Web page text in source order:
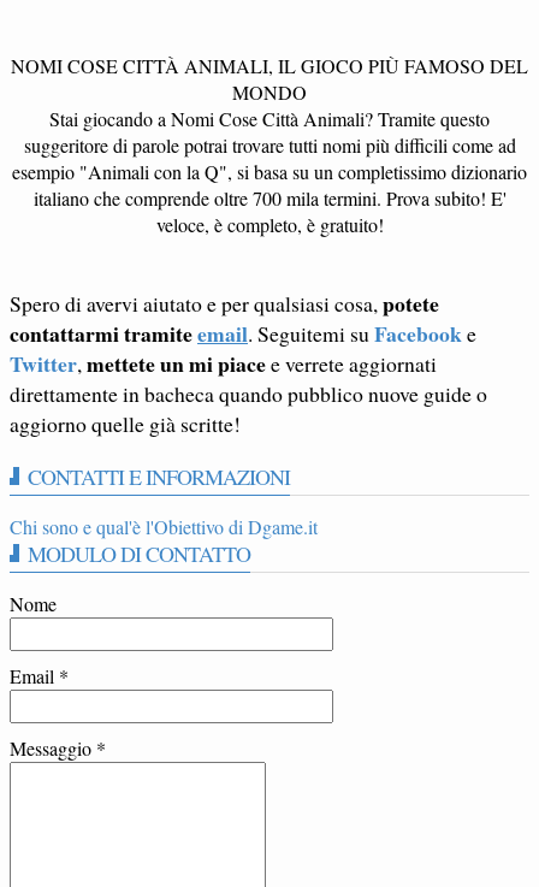
NOMI COSE CITTÀ ANIMALI, IL GIOCO PIÙ FAMOSO DEL
MONDO
Stai giocando a Nomi Cose Città Animali? Tramite questo
suggeritore di parole potrai trovare tutti nomi più difficili come ad
esempio "Animali con la Q", si basa su un completissimo dizionario
italiano che comprende oltre 700 mila termini. Prova subito! E'
veloce, è completo, è gratuito!
Spero di avervi aiutato e per qualsiasi cosa, potete
contattarmi tramiteemail. Seguitemi su Facebooke
Twitter, mettete un mi piacee verrete aggiornati
direttamente in bacheca quando pubblico nuove guide o
aggiorno quelle già scritte!
CONTATTI E INFORMAZIONI
Chi sono e qual'è l'Obiettivo di Dgame.it
MODULO DI CONTATTO
Nome
Email *
Messaggio *